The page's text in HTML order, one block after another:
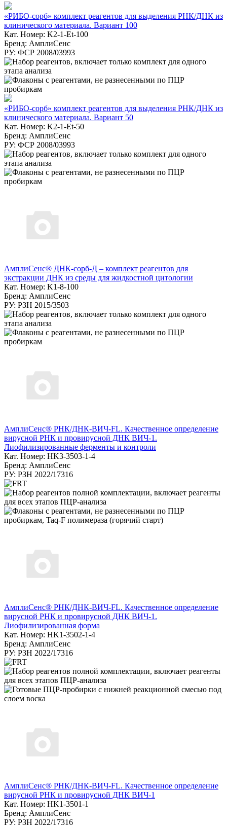
«РИБО-сорб» комплект реагентов для выделения РНК/ДНК из
клинического материала. Вариант 100
Кат. Номер: K2-1-Et-100
Бренд: АмплиСенс
РУ: ФСР 2008/03993
«РИБО-сорб» комплект реагентов для выделения РНК/ДНК из
клинического материала. Вариант 50
Кат. Номер: K2-1-Et-50
Бренд: АмплиСенс
РУ: ФСР 2008/03993
АмплиСенс® ДНК-сорб-Д – комплект реагентов для
экстракции ДНК из среды для жидкостной цитологии
Кат. Номер: K1-8-100
Бренд: АмплиСенс
РУ: РЗН 2015/3503
АмплиСенс® РНК/ДНК-ВИЧ-FL. Качественное определение
вирусной РНК и провирусной ДНК ВИЧ-1.
Лиофилизированные ферменты и контроли
Кат. Номер: HK3-3503-1-4
Бренд: АмплиСенс
РУ: РЗН 2022/17316
АмплиСенс® РНК/ДНК-ВИЧ-FL. Качественное определение
вирусной РНК и провирусной ДНК ВИЧ-1.
Лиофилизированная форма
Кат. Номер: HK1-3502-1-4
Бренд: АмплиСенс
РУ: РЗН 2022/17316
АмплиСенс® РНК/ДНК-ВИЧ-FL. Качественное определение
вирусной РНК и провирусной ДНК ВИЧ-1
Кат. Номер: HK1-3501-1
Бренд: АмплиСенс
РУ: РЗН 2022/17316